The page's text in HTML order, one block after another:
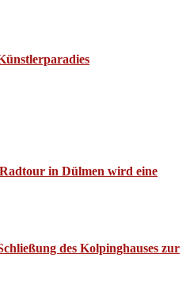
in Dülmen wird eine
des Kolpinghauses zur